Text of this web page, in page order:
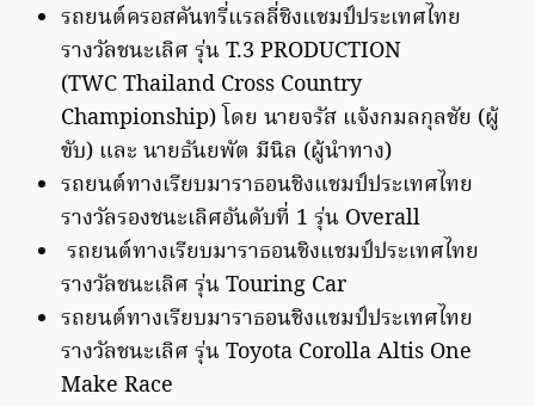
รถยนต์ครอสคันทรี่แรลลี่ชิงแชมป์ประเทศไทย
รางวัลชนะเลิศ รุ่น T.3 PRODUCTION
(TWC Thailand Cross Country
Championship) โดย นายจรัส แจ้งกมลกุลชัย (ผู้
ขับ) และ นายธันยพัต มีนิล (ผู้นำทาง)
รถยนต์ทางเรียบมาราธอนชิงแชมป์ประเทศไทย
รางวัลรองชนะเลิศอันดับที่ 1 รุ่น Overall
รถยนต์ทางเรียบมาราธอนชิงแชมป์ประเทศไทย
รางวัลชนะเลิศ รุ่น Touring Car
รถยนต์ทางเรียบมาราธอนชิงแชมป์ประเทศไทย
รางวัลชนะเลิศ รุ่น Toyota Corolla Altis One
Make Race